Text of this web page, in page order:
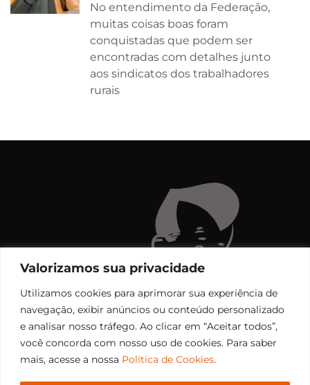
Valorizamos sua privacidade
Utilizamos cookies para aprimorar sua experiência de
navegação, exibir anúncios ou conteúdo personalizado
e analisar nosso tráfego. Ao clicar em “Aceitar todos”,
você concorda com nosso uso de cookies. Para saber
mais, acesse a nossa Política de Cookies.
No entendimento da Federação,
muitas coisas boas foram
conquistadas que podem ser
encontradas com detalhes junto
aos sindicatos dos trabalhadores
rurais